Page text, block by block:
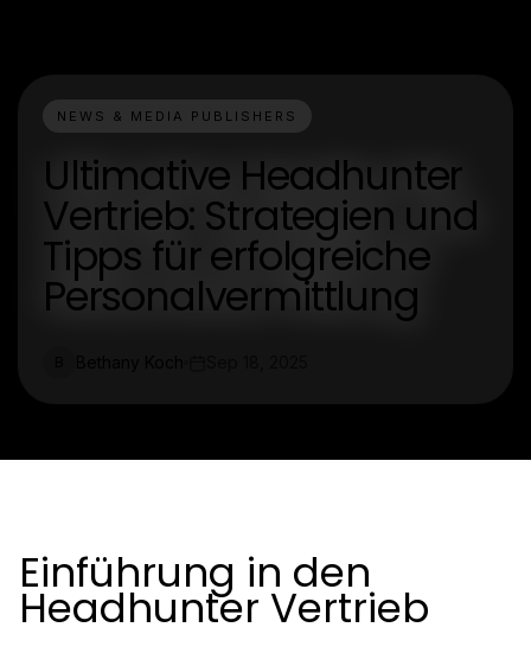
NEWS & MEDIA PUBLISHERS
Ultimative Headhunter
Vertrieb: Strategien und
Tipps für erfolgreiche
Personalvermittlung
Einführung in den
Headhunter Vertrieb